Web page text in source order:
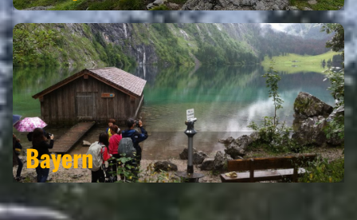
Bayern